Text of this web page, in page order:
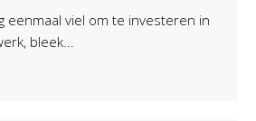
eenmaal viel om te investeren in
bleek...